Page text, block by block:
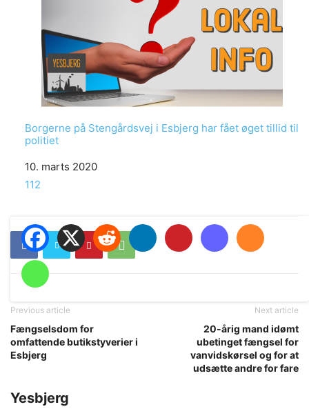
Borgerne på Stengårdsvej i Esbjerg har fået øget tillid til
politiet
Date
10. marts 2020
In relation to
112
Previous article
Fængselsdom for
omfattende butikstyverier i
Esbjerg
Next article
20-årig mand idømt
ubetinget fængsel for
vanvidskørsel og for at
udsætte andre for fare
Yesbjerg